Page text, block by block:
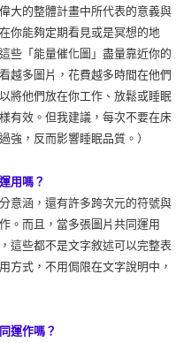
大的整體計畫中所代表的意義與
你能夠定期看見或是冥想的地
些「能量催化圖」盡量靠近你的
越多圖片，花費越多時間在他們
將他們放在你工作、放鬆或睡眠
有效。但我建議，每次不要在床
強，反而影響睡眠品質。）
用嗎？
意涵，還有許多跨次元的符號與
。而且，當多張圖片共同運用
這些都不是文字敘述可以完整表
方式，不用侷限在文字說明中，
運作嗎？